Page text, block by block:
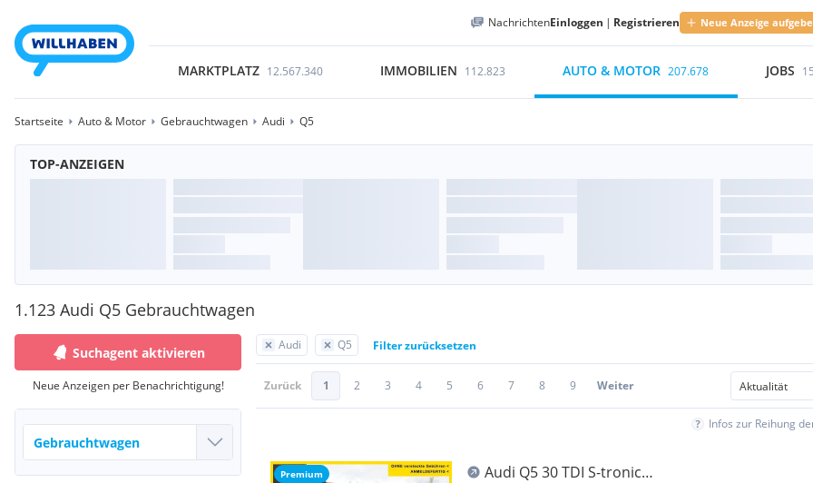
NachrichtenEinloggen | Registrieren Neue Anzeige
MARKTPLATZ 12.567.340 IMMOBILIEN 112.823 AUTO & MOTOR 207.678 JOBS
Startseite Auto & Motor Gebrauchtwagen Audi Q5
TOP-ANZEIGEN
1.123 Audi Q5 Gebrauchtwagen
Audi Q5 Filter zurücksetzen
Zurück 1 2 3 4 5 6 7 8 9 Weiter
Infos zur Reihung
Premium
Audi Q5 30 TDI S-tronic
Suchagent aktivieren
Neue Anzeigen per Benachrichtigung!